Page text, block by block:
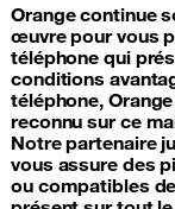
Orange continue
œuvre pour vous
téléphone qui
conditions
téléphone,
reconnu sur ce
Notre partenaire
vous assure des
ou compatibles